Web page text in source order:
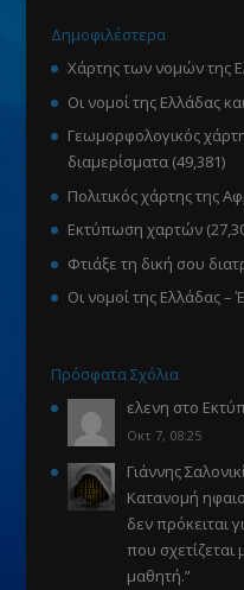
Δημοφιλέστερα
Χάρτης των νομών της
Οι νομοί της Ελλάδας
Γεωμορφολογικός
διαμερίσματα (49,381)
Πολιτικός χάρτης της
Εκτύπωση χαρτών
Φτιάξε τη δική σου
Οι νομοί της Ελλάδας
Πρόσφατα Σχόλια
ελενη στο
Οκτ 7, 08:25
Γιάννης
Κατανομή
δεν πρόκειται
που σχετίζεται
μαθητή.”